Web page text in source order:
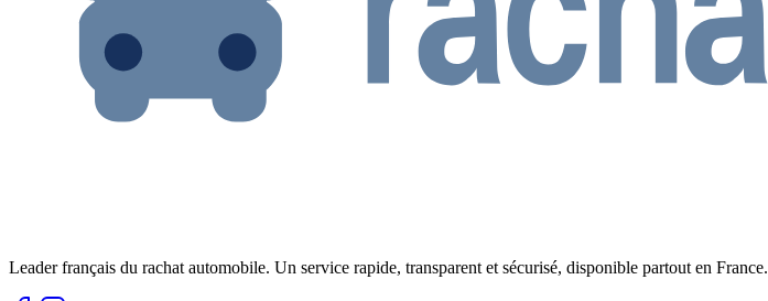
Leader français du rachat automobile. Un service rapide, transparent et sécurisé, disponible partout en France.